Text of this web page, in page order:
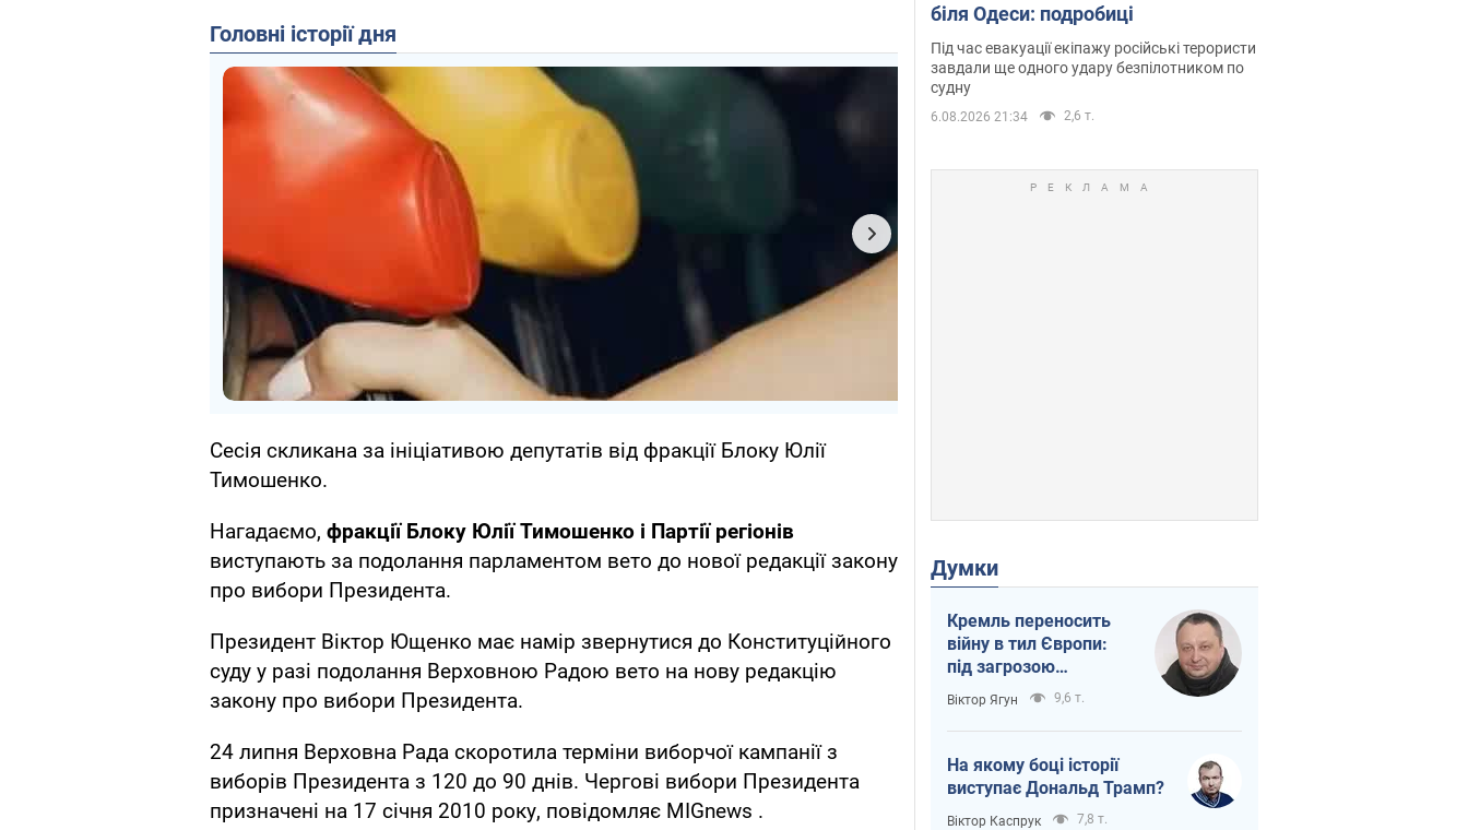
Головні історії дня
Сесія скликана за ініціативою депутатів від фракції Блоку Юлії
Тимошенко.
Нагадаємо, фракції Блоку Юлії Тимошенко і Партії регіонів
виступають за подолання парламентом вето до нової редакції закону
про вибори Президента.
Президент Віктор Ющенко має намір звернутися до Конституційного
суду у разі подолання Верховною Радою вето на нову редакцію
закону про вибори Президента.
24 липня Верховна Рада скоротила терміни виборчої кампанії з
виборів Президента з 120 до 90 днів. Чергові вибори Президента
призначені на 17 січня 2010 року, повідомляє MIGnews .
біля Одеси: подробиці
Під час евакуації екіпажу російські терористи
завдали ще одного удару безпілотником по
судну
6.08.2026 21:34 2,6 т.
Думки
Кремль переносить
війну в тил Європи:
під загрозою
критична логістика
Віктор Ягун 9,6 т.
На якому боці історії
виступає Дональд Трамп?
Віктор Каспрук 7,8 т.